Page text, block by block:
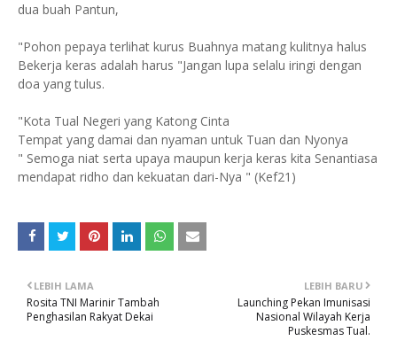
dua buah Pantun,
"Pohon pepaya terlihat kurus Buahnya matang kulitnya halus
Bekerja keras adalah harus "Jangan lupa selalu iringi dengan
doa yang tulus.
"Kota Tual Negeri yang Katong Cinta
Tempat yang damai dan nyaman untuk Tuan dan Nyonya
" Semoga niat serta upaya maupun kerja keras kita Senantiasa
mendapat ridho dan kekuatan dari-Nya " (Kef21)
LEBIH BARU
Launching Pekan Imunisasi
Nasional Wilayah Kerja
Puskesmas Tual.
LEBIH LAMA
Rosita TNI Marinir Tambah
Penghasilan Rakyat Dekai